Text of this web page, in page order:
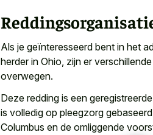
Als je geïnteresseerd bent in het
herder in Ohio, zijn er
overwegen.
Deze redding is een
is volledig op pleegzorg
Columbus en de omliggende